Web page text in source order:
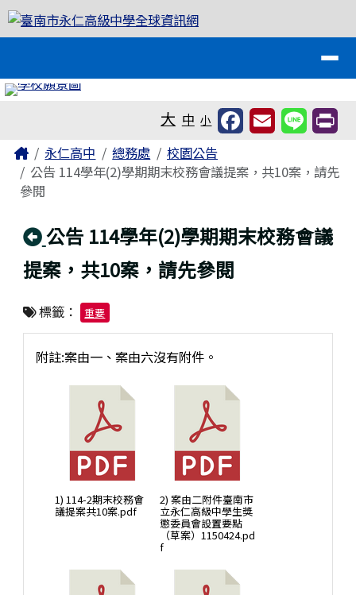
跳至主內容區
臺南市永仁高級中學全球資訊網
大 中 小
主內容區域
Home永仁高中 總務處
校園公告
公告 114學年(2)學期期末校務會議提案，共10案，請先
參閱
回上頁
公告 114學年(2)學期期末校務會議
提案，共10案，請先參閱
標籤： 重要
附註:案由一、案由六沒有附件。
1) 114-2期末校務會
議提案共10案.pdf
2) 案由二附件臺南市
立永仁高級中學生獎
懲委員會設置要點
（草案）1150424.pd
f
頁尾區域